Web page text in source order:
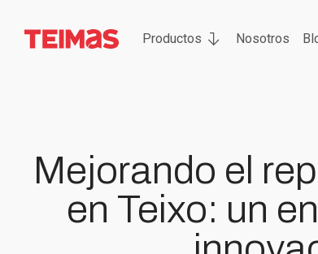
Productos Nosotros
Mejorando el
en Teixo: un